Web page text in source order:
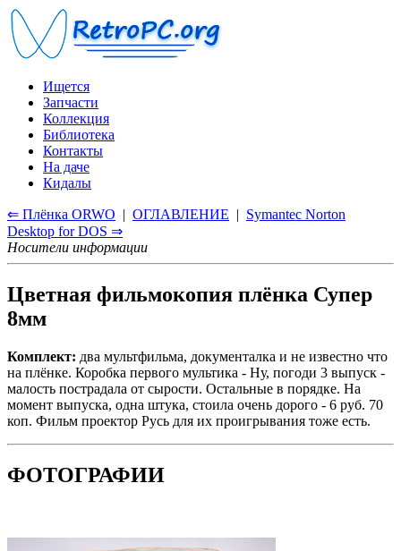
Ищется
Запчасти
Коллекция
Библиотека
Контакты
На даче
Кидалы
⇐ Плёнка ORWO | ОГЛАВЛЕНИЕ | Symantec Norton
Desktop for DOS ⇒
Носители информации
Цветная фильмокопия плёнка Супер
8мм
Комплект: два мультфильма, документалка и не известно что
на плёнке. Коробка первого мультика - Ну, погоди 3 выпуск -
малость пострадала от сырости. Остальные в порядке. На
момент выпуска, одна штука, стоила очень дорого - 6 руб. 70
коп. Фильм проектор Русь для их проигрывания тоже есть.
ФОТОГРАФИИ